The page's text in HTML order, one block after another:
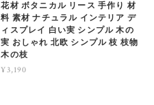
花材 ボタニカル リース 手作り 材
料 素材 ナチュラル インテリア デ
ィスプレイ 白い実 シンプル 木の
実 おしゃれ 北欧 シンプル 枝 枝物
木の枝
¥3,190